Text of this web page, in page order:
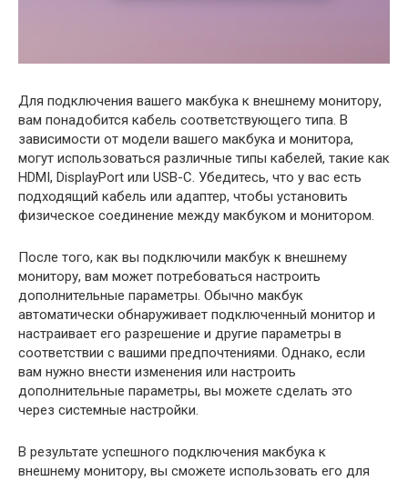
Для подключения вашего макбука к внешнему монитору,
вам понадобится кабель соответствующего типа. В
зависимости от модели вашего макбука и монитора,
могут использоваться различные типы кабелей, такие как
HDMI, DisplayPort или USB-C. Убедитесь, что у вас есть
подходящий кабель или адаптер, чтобы установить
физическое соединение между макбуком и монитором.
После того, как вы подключили макбук к внешнему
монитору, вам может потребоваться настроить
дополнительные параметры. Обычно макбук
автоматически обнаруживает подключенный монитор и
настраивает его разрешение и другие параметры в
соответствии с вашими предпочтениями. Однако, если
вам нужно внести изменения или настроить
дополнительные параметры, вы можете сделать это
через системные настройки.
В результате успешного подключения макбука к
внешнему монитору, вы сможете использовать его для